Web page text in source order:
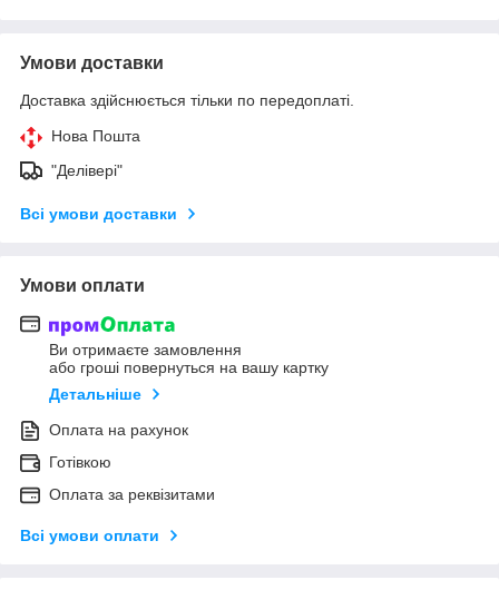
Умови доставки
Доставка здійснюється тільки по передоплаті.
Нова Пошта
"Делівері"
Всі умови доставки
Умови оплати
Ви отримаєте замовлення
або гроші повернуться на вашу картку
Детальніше
Оплата на рахунок
Готівкою
Оплата за реквізитами
Всі умови оплати